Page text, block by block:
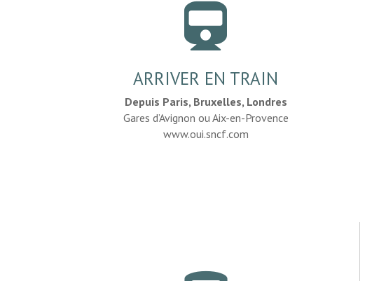

ARRIVER EN TRAIN
Depuis Paris, Bruxelles, Londres
Gares d’Avignon ou Aix-en-Provence
www.oui.sncf.com